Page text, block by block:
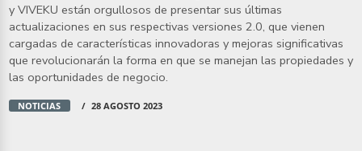
y VIVEKU están orgullosos de presentar sus últimas
actualizaciones en sus respectivas versiones 2.0, que vienen
cargadas de características innovadoras y mejoras significativas
que revolucionarán la forma en que se manejan las propiedades y
las oportunidades de negocio.
NOTICIAS 28 AGOSTO 2023